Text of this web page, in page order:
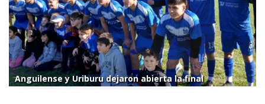
Anguilense y Uriburu dejaron abierta la final